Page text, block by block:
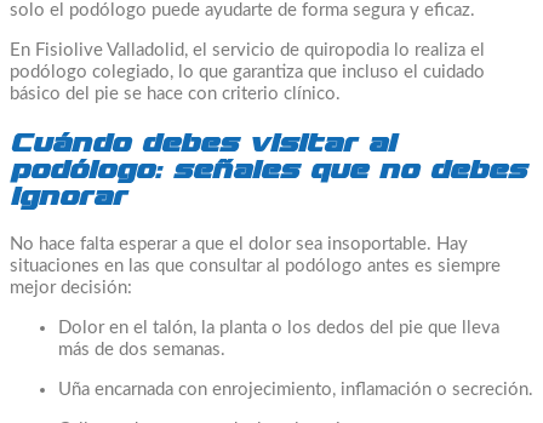
solo el podólogo puede ayudarte de forma segura y eficaz.
En Fisiolive Valladolid, el servicio de quiropodia lo realiza el
podólogo colegiado, lo que garantiza que incluso el cuidado
básico del pie se hace con criterio clínico.
Cuándo debes visitar al
podólogo: señales que no debes
ignorar
No hace falta esperar a que el dolor sea insoportable. Hay
situaciones en las que consultar al podólogo antes es siempre
mejor decisión:
Dolor en el talón, la planta o los dedos del pie que lleva
más de dos semanas.
Uña encarnada con enrojecimiento, inflamación o secreción.